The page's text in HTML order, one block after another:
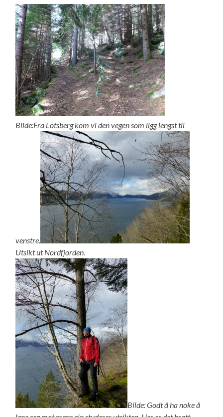
Bilde:Fra Lotsberg kom vi den vegen som ligg lengst til
venstre.
Utsikt ut Nordfjorden.
Bilde: Godt å ha noke å